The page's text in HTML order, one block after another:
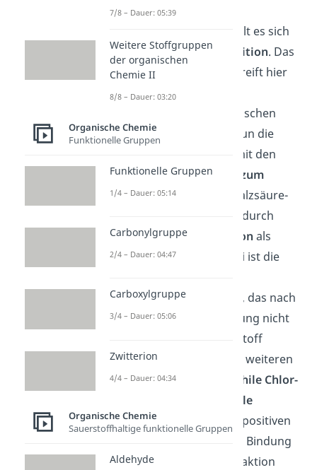
Bei dieser Reaktion handelt es sich
um eineelektrophile Addition. Das
nukleophile Chloratom
greift hier
die
„elektronenreiche“
im organischen
Molekül. Dabei löst sich nun die
Doppelbindung auf, um mit den
Elektronen eineBindung zum
Wasserstoffproton
des Salzsäure-
Teilchens auszubilden. Dadurch
entsteht einCarbenium-Ion als
Übergangszustand
. Dabei ist die
Kohlenstoffatom verortet, das nach
Auflösen der Doppelbindung nicht
die Bindung zum Wasserstoff
eingegangen ist. In einem weiteren
Schritt greift das
nukleophile Chlor-
elektrophile
Kohlenstoffatom
mit der positiven
Ladung an und bildet eine Bindung
zu ihm aus. Nun ist die Reaktion
7/8 – Dauer: 05:39
Weitere Stoffgruppen
der organischen
Chemie II
8/8 – Dauer: 03:20
Organische Chemie
Funktionelle Gruppen
Funktionelle Gruppen
1/4 – Dauer: 05:14
Carbonylgruppe
2/4 – Dauer: 04:47
Carboxylgruppe
3/4 – Dauer: 05:06
Zwitterion
4/4 – Dauer: 04:34
Organische Chemie
Sauerstoffhaltige funktionelle Gruppen
Aldehyde